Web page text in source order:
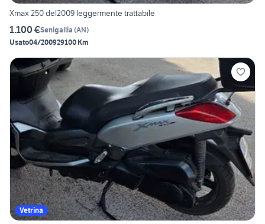
Xmax 250 del2009 leggermente trattabile
1.100 €Senigallia (AN)
Usato04/200929100 Km
Vetrina